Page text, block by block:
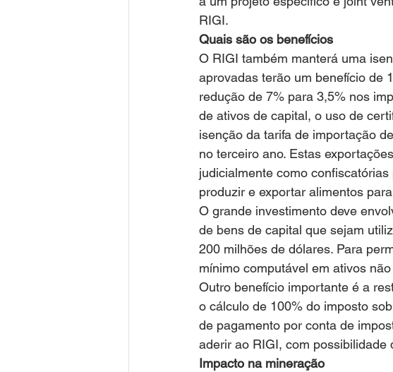
RIGI.
Quais são os benefícios
O RIGI também manterá uma
aprovadas terão um benefício de
redução de 7% para 3,5% nos
de ativos de capital, o uso de
isenção da tarifa de importação
no terceiro ano. Estas
judicialmente como
produzir e exportar alimentos
O grande investimento deve
de bens de capital que sejam
200 milhões de dólares. Para
mínimo computável em ativos
Outro benefício importante é a
o cálculo de 100% do imposto
de pagamento por conta de
aderir ao RIGI, com possibilidade
Impacto na mineração